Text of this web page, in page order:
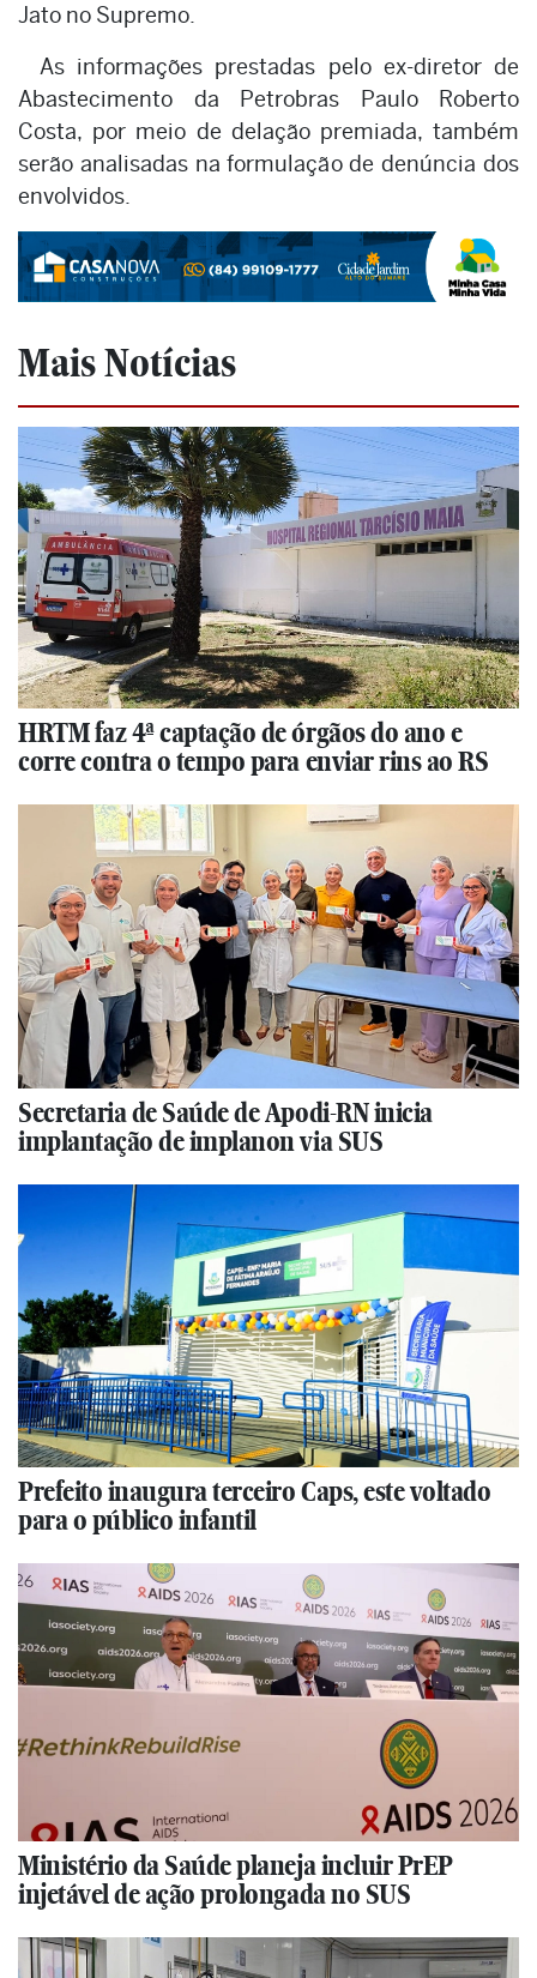
Jato no Supremo.
As informações prestadas pelo ex-diretor de
Abastecimento da Petrobras Paulo Roberto
Costa, por meio de delação premiada, também
serão analisadas na formulação de denúncia dos
envolvidos.
Mais Notícias
HRTM faz 4ª captação de órgãos do ano e
corre contra o tempo para enviar rins ao RS
Secretaria de Saúde de Apodi-RN inicia
implantação de implanon via SUS
Prefeito inaugura terceiro Caps, este voltado
para o público infantil
Ministério da Saúde planeja incluir PrEP
injetável de ação prolongada no SUS